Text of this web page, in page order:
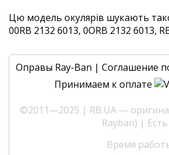
Цю модель окулярів шукають
00RB 2132 6013, 0ORB 2132 6013,
Оправы Ray-Ban | Соглашение
Принимаем к оплате
©2011—2025 | RB.UA —
Rayban) |
Время